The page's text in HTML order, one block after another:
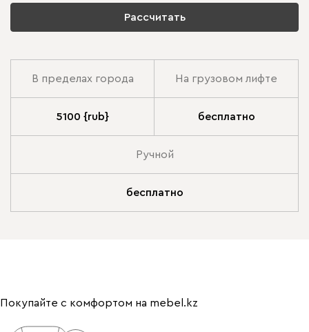
Рассчитать
В пределах города На грузовом лифте
5100 {rub} бесплатно
Ручной
бесплатно
Покупайте с комфортом на mebel.kz